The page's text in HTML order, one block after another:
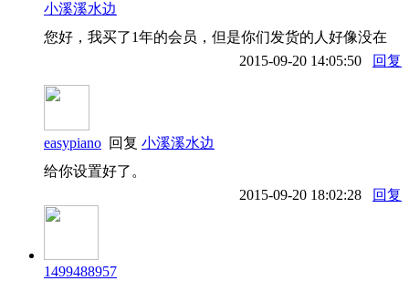
小溪溪水边
您好，我买了1年的会员，但是你们发货的人好像没在
2015-09-20 14:05:50
回复
easypiano 回复 小溪溪水边
给你设置好了。
2015-09-20 18:02:28
回复
1499488957